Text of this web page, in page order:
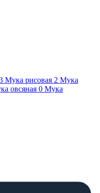
Мука рисовая 2 Мука
овсяная 0 Мука